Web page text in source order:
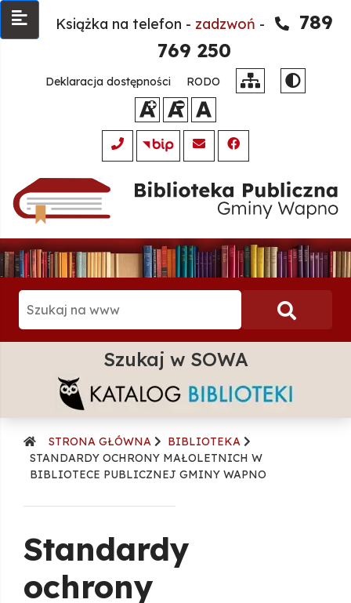
Książka na telefon - zadzwoń -
789
769 250
Deklaracja dostępności RODO
na
aby
Szukaj w SOWA
STRONA GŁÓWNA
BIBLIOTEKA
STANDARDY OCHRONY MAŁOLETNICH W
BIBLIOTECE PUBLICZNEJ GMINY WAPNO
Standardy
ochrony